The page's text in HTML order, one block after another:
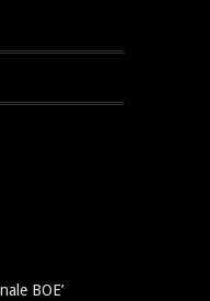
BOE’